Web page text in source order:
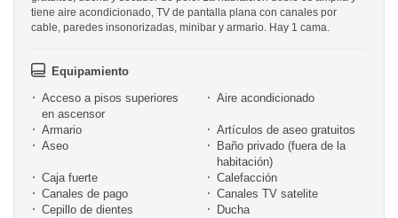
tiene aire acondicionado, TV de pantalla plana con canales por
cable, paredes insonorizadas, minibar y armario. Hay 1 cama.
Equipamiento
Acceso a pisos superiores
en ascensor
Aire acondicionado
Armario
Artículos de aseo gratuitos
Aseo
Baño privado (fuera de la
habitación)
Caja fuerte
Calefacción
Canales de pago
Canales TV satelite
Cepillo de dientes
Ducha